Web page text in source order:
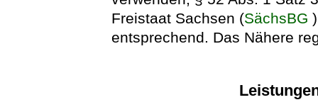
Freistaat Sachsen (SächsBG
entsprechend. Das Nähere